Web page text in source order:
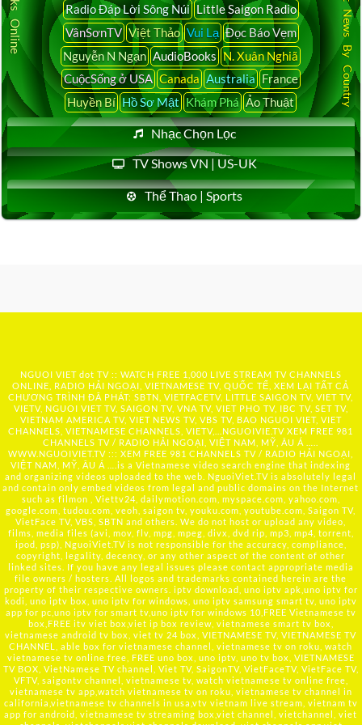
Radio Đáp Lời Sông Núi Little Saigon Radio
VânSơnTV Việt Thảo Vui Lạ Đọc Báo Vẹm
Nguyễn N Ngạn AudioBooks N. Xuân Nghiã
CuộcSống ở USA Canada Australia France
Huyền Bí Hồ Sơ Mật Khám Phá Ảo Thuật
Nhạc Chọn Lọc
TV Shows VN | US-UK
Thể Thao | Sports
Latest News By Country
NGUOI VIET dot TV :: WATCH FREE 1,000 LIVE STREAM TV CHANNELS
ONLINE, RADIO HẢI NGOẠI, VIETNAMESE TV, QUỐC TẾ, XEM LẠI TẤT CẢ
CHƯƠNG TRÌNH ĐÃ PHÁT: SBTN, VIETFACETV, LITTLE SAIGON TV, VIET TV,
VIETV, NGUOI VIET TV, SAIGON TV, VNA TV, VIET PHO TV, IBC TV, SET TV,
VIETNAM AMERICA TV, VIET NEWS TV, VBS TV, BAO NGUOI VIET, VIET
CHANNELS, VIETNAMESE CHANNELS, VIETV,... NGUOIVIE.TV XEM FREE 981
CHANNELS TV / RADIO HẢI NGOẠI, VIỆT NAM, MỸ, ÂU Á …..
WWW.NGUOIVIET.TV ::: XEM FREE 981 CHANNELS TV / RADIO HẢI NGOẠI,
VIỆT NAM, MỸ, ÂU Á ….is a Vietnamese video search engine that indexing
and organizing videos uploaded to the web. NguoiViet.TV is absolutely legal
and contain only embed videos from legal and public domains on the Internet
such as filmon , Viettv24, dailymotion.com, myspace.com, yahoo.com,
google.com, tudou.com, veoh, saigon tv, youku.com, youtube.com, Saigon TV,
VietFace TV, VBS, SBTN and others. We do not host or upload any video,
films, media files (avi, mov, flv, mpg, mpeg, divx, dvd rip, mp3, mp4, torrent,
ipod, psp), NguoiViet.TV is not responsible for the accuracy, compliance,
copyright, legality, decency, or any other aspect of the content of other
linked sites. If you have any legal issues please contact appropriate media
file owners / hosters. All logos and trademarks contained herein are the
property of their respective owners. iptv download, uno iptv apk,uno iptv for
kodi, uno iptv box, uno iptv for windows, uno iptv samsung smart tv, uno iptv
app for pc,uno iptv for smart tv,uno iptv for windows 10,FREE Vietnamese tv
box,FREE itv viet box,viet ip box review, vietnamese smart tv box,
vietnamese android tv box, viet tv 24 box, VIETNAMESE TV, VIETNAMESE TV
CHANNEL, able box for vietnamese channel, vietnamese tv on roku, watch
vietnamese tv online free, FREE uno box, uno iptv, uno tv box, VIETNAMESE
TV BOX, VietNamese TV channel, Viet TV, SaigonTV, VietFaceTV, VietFace TV,
VFTV, saigontv channel, vietnamese tv, watch vietnamese tv online free,
vietnamese tv app,watch vietnamese tv on roku, vietnamese tv channel in
california,vietnamese tv channels in usa,vtv vietnam live stream, vietnam tv
app for android, vietnamese tv streaming box,viet channel, vietchannel, viet